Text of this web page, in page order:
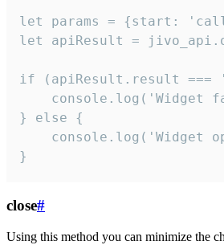
let params = {start:
let apiResult =
if (apiResult.result
console.log('Widget
} else {
console.log('Widget
}
close#
Using this method you can minimize the